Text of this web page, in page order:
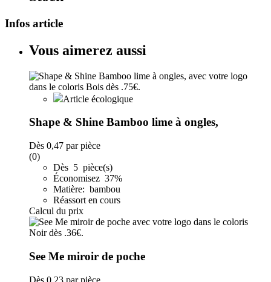
Infos article
Vous aimerez aussi
Article écologique
Shape & Shine Bamboo lime à ongles,
Dès 0,47 par pièce
(0)
Dès 5 pièce(s)
Économisez 37%
Matière: bambou
Réassort en cours
Calcul du prix
See Me miroir de poche
Dès 0,23 par pièce